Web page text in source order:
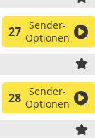
27 Sender-
Optionen
28 Sender-
Optionen